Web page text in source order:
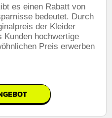
es einen Rabatt von
bedeutet. Durch
der Kleider
hochwertige
Preis erwerben